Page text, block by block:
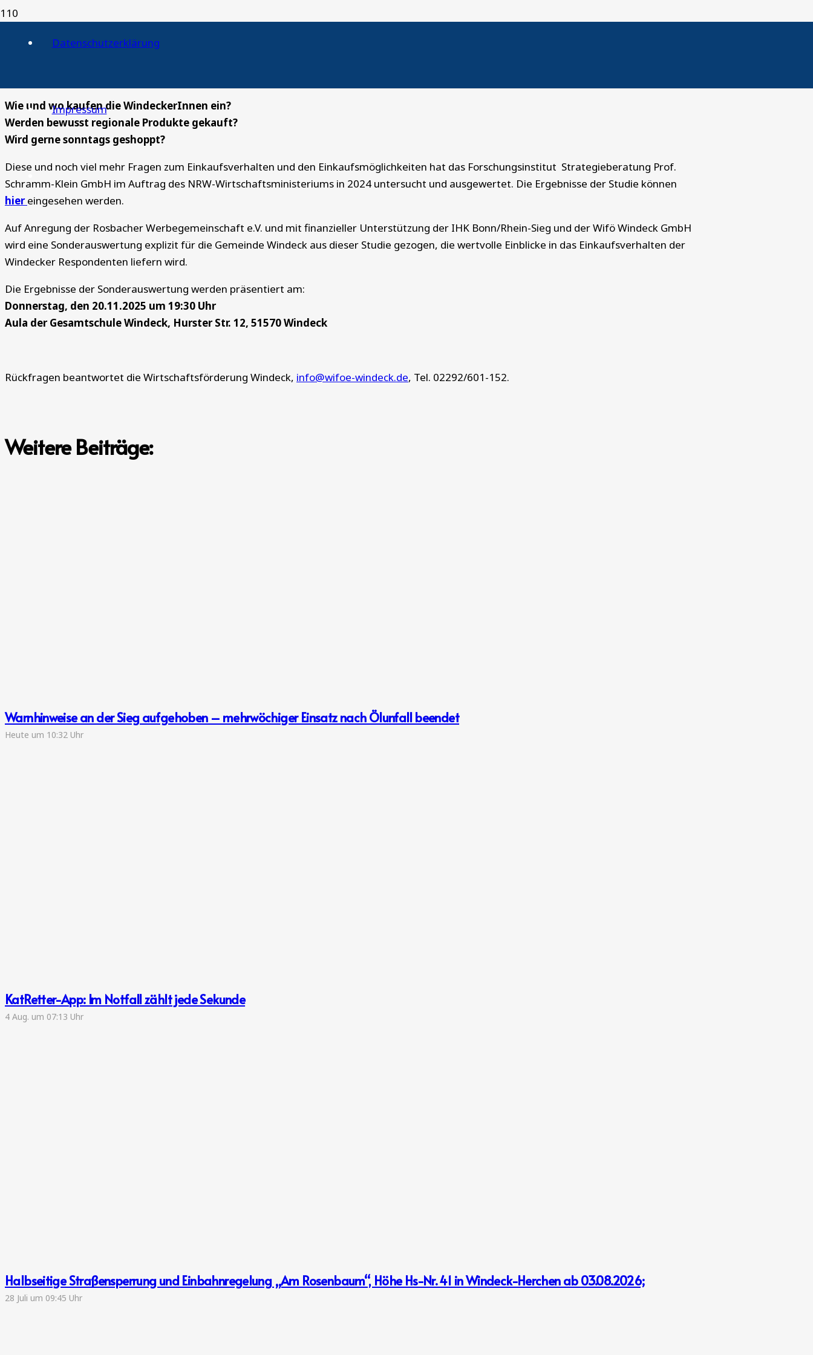
Datenschutzerklärung
Impressum
Veranstaltung zu den Ergebnissen der Studie über das Einkaufsverhalten in Windeck
Wie und wo kaufen die WindeckerInnen ein?
Werden bewusst regionale Produkte gekauft?
Wird gerne sonntags geshoppt?
Diese und noch viel mehr Fragen zum Einkaufsverhalten und den Einkaufsmöglichkeiten hat das Forschungsinstitut Strategieberatung Prof.
Schramm-Klein GmbH im Auftrag des NRW-Wirtschaftsministeriums in 2024 untersucht und ausgewertet. Die Ergebnisse der Studie können
hiereingesehen werden.
Auf Anregung der Rosbacher Werbegemeinschaft e.V. und mit finanzieller Unterstützung der IHK Bonn/Rhein-Sieg und der Wifö Windeck GmbH
wird eine Sonderauswertung explizit für die Gemeinde Windeck aus dieser Studie gezogen, die wertvolle Einblicke in das Einkaufsverhalten der
Windecker Respondenten liefern wird.
Die Ergebnisse der Sonderauswertung werden präsentiert am:
Donnerstag, den 20.11.2025 um 19:30 Uhr
Aula der Gesamtschule Windeck, Hurster Str. 12, 51570 Windeck
Rückfragen beantwortet die Wirtschaftsförderung Windeck, info@wifoe-windeck.de, Tel. 02292/601-152.
Weitere Beiträge:
Warnhinweise an der Sieg aufgehoben – mehrwöchiger Einsatz nach Ölunfall beendet
Heute um 10:32 Uhr
KatRetter-App: Im Notfall zählt jede Sekunde
4 Aug. um 07:13 Uhr
Halbseitige Straßensperrung und Einbahnregelung „Am Rosenbaum“, Höhe Hs-Nr. 41 in Windeck-Herchen ab 03.08.2026;
28 Juli um 09:45 Uhr